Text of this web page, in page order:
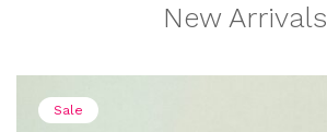
New Arrivals
Sale